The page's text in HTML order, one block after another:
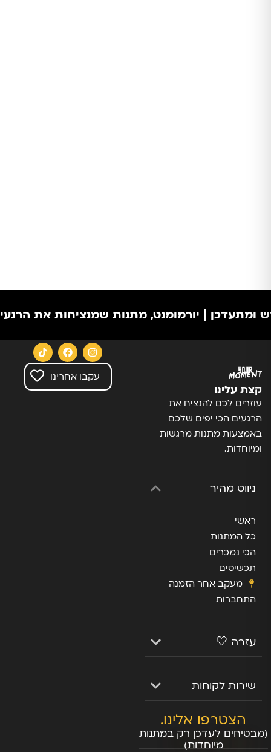
| יורמומנט, מתנות שמנציחות את הרגעים
קצת עלינו
עוזרים לכם להנציח את
הרגעים הכי יפים שלכם
באמצעות מתנות מרגשות
ומיוחדות.
ניווט מהיר
ראשי
כל המתנות
הכי נמכרים
תכשיטים
מעקב אחר הזמנה
התחברות
עזרה 🤍
שירות לקוחות
הצטרפו אלינו.
(מבטיחים לעדכן רק במתנות
מיוחדות)
עקבו אחרינו